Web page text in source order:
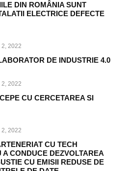
DIN ROMÂNIA SUNT
ELECTRICE DEFECTE
2, 2022
DE INDUSTRIE 4.0
2, 2022
CU CERCETAREA SI
2, 2022
CU TECH
CONDUCE DEZVOLTAREA
CU EMISII REDUSE DE